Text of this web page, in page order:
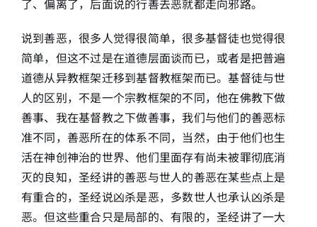
了、偏离了，后面说的行善去恶就都走向邪路。
说到善恶，很多人觉得很简单，很多基督徒也觉得很
简单，但这不过是在道德层面谈而已，或者是把普遍
道德从异教框架迁移到基督教框架而已。基督徒与世
人的区别，不是一个宗教框架的不同，他在佛教下做
善事、我在基督教之下做善事，我们与他们的善恶标
准不同，善恶所在的体系不同，当然，由于他们也生
活在神创神治的世界、他们里面存有尚未被罪彻底消
灭的良知，圣经讲的善恶与世人的善恶在某些点上是
有重合的，圣经说凶杀是恶，多数世人也承认凶杀是
恶。但这些重合只是局部的、有限的，圣经讲了一大